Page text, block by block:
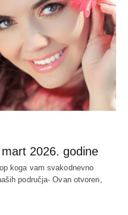
2026. godine
koga vam svakodnevno
područja- Ovan otvoren,